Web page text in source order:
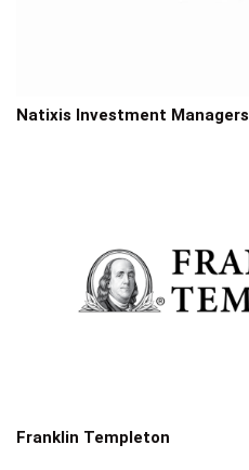
Natixis Investment Managers
Franklin Templeton